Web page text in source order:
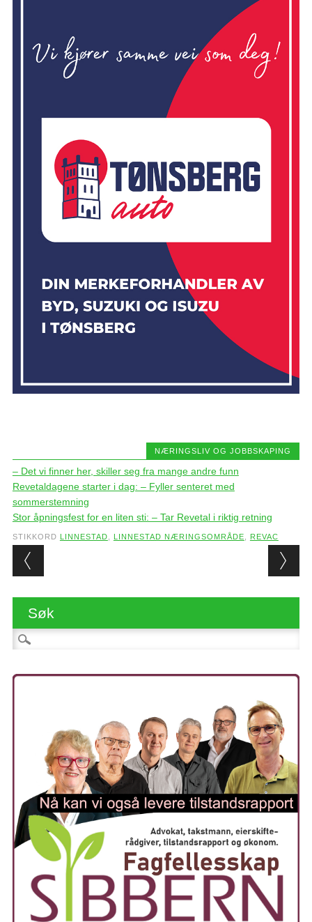
NÆRINGSLIV OG JOBBSKAPING
– Det vi finner her, skiller seg fra mange andre funn
Revetaldagene starter i dag: – Fyller senteret med
sommerstemning
Stor åpningsfest for en liten sti: – Tar Revetal i riktig retning
STIKKORD LINNESTAD LINNESTAD NÆRINGSOMRÅDE REVAC
Post navigation
Søk
Søk etter: